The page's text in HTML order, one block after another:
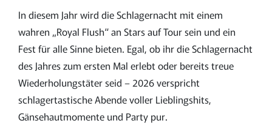
In diesem Jahr wird die Schlagernacht mit einem
wahren „Royal Flush“ an Stars auf Tour sein und ein
Fest für alle Sinne bieten. Egal, ob ihr die Schlagernacht
des Jahres zum ersten Mal erlebt oder bereits treue
Wiederholungstäter seid – 2026 verspricht
schlagertastische Abende voller Lieblingshits,
Gänsehautmomente und Party pur.